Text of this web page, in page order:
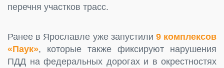
перечня участков трасс.
Ранее в Ярославле уже запустили 9 комплексов
«Паук», которые также фиксируют нарушения
ПДД на федеральных дорогах и в окрестностях